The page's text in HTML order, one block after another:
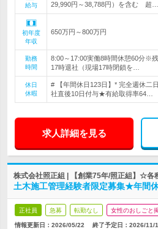
給与
29,990円～38,788円）を含む 超…
初年度
年収
650万円～800万円
勤務
時間
8:00～17:00実働8時間休憩60分※
17時退社（現場17時閉鎖を…
休日
休暇
# 【年間休日123日】* 完全週休二
社直後10日付与★有給取得率64…
求人詳細を見る
株式会社照正組 | 【創業75年/照正組】☆各
土木施工管理経験者限定募集★年間
正社員 急募 転勤なし 女性のおしごと
情報更新日：2026/05/22 終了予定日： 2026/11/